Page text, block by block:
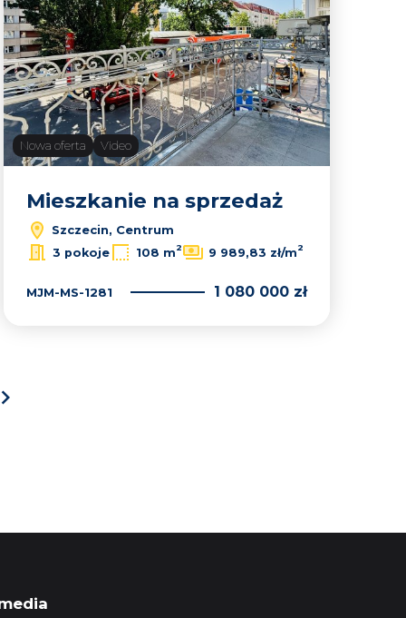
Nowa oferta Video
Mieszkanie na sprzedaż
Szczecin, Centrum
3 pokoje 108 m2 9 989,83 zł/m2
MJM-MS-1281 1 080 000 zł
next